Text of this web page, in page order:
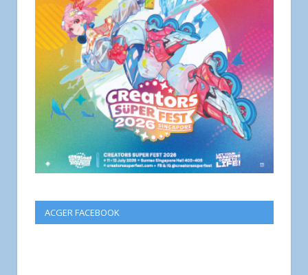
ACGER FACEBOOK